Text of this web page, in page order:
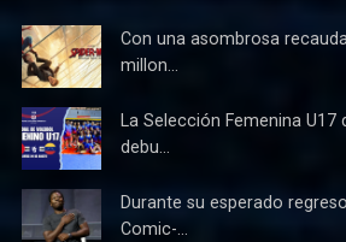
Con una asombrosa
millon...
La Selección Femenina
debu...
Durante su esperado
Comic-...